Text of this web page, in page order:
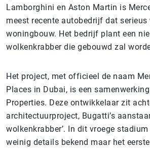
Lamborghini en Aston Martin is
meest recente autobedrijf dat
woningbouw. Het bedrijf plant een
wolkenkrabber die gebouwd zal
Het project, met officieel de naam
Places in Dubai, is een
Properties. Deze ontwikkelaar zit
architectuurproject, Bugatti’s
wolkenkrabber’. In dit vroege
weinig details bekend maar het